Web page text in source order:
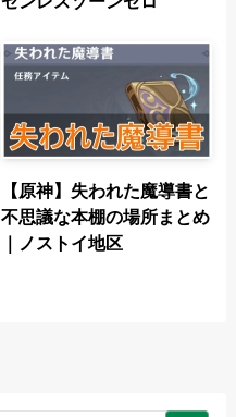
【原神】失われた魔導書と
不思議な本棚の場所まとめ
｜ノストイ地区